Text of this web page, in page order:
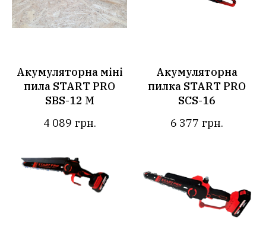
Акумуляторна міні
пила START PRO
SBS-12 M
4 089 грн.
Акумуляторна
пилка START PRO
SCS-16
6 377 грн.